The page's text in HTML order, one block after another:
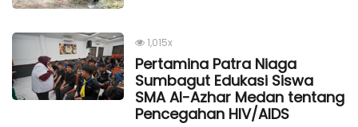
1,015x
Pertamina Patra Niaga
Sumbagut Edukasi Siswa
SMA Al-Azhar Medan tentang
Pencegahan HIV/AIDS